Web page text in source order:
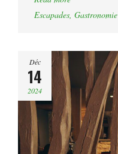
Escapades, Gastronomie
Déc
14
2024